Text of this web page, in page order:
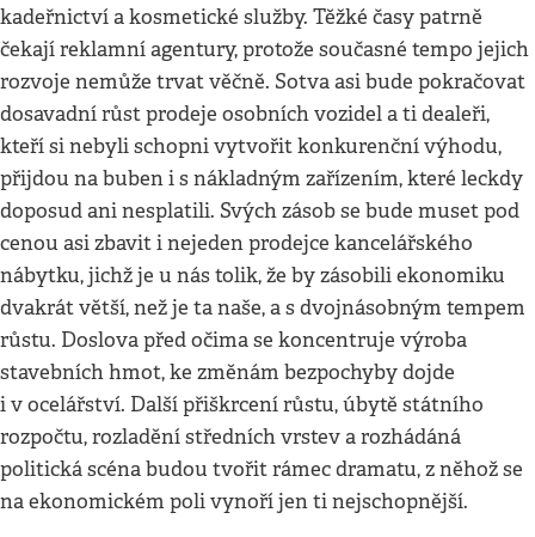
kadeřnictví a kosmetické služby. Těžké časy patrně
čekají reklamní agentury, protože současné tempo jejich
rozvoje nemůže trvat věčně. Sotva asi bude pokračovat
dosavadní růst prodeje osobních vozidel a ti dealeři,
kteří si nebyli schopni vytvořit konkurenční výhodu,
přijdou na buben i s nákladným zařízením, které leckdy
doposud ani nesplatili. Svých zásob se bude muset pod
cenou asi zbavit i nejeden prodejce kancelářského
nábytku, jichž je u nás tolik, že by zásobili ekonomiku
dvakrát větší, než je ta naše, a s dvojnásobným tempem
růstu. Doslova před očima se koncentruje výroba
stavebních hmot, ke změnám bezpochyby dojde
i v ocelářství. Další přiškrcení růstu, úbytě státního
rozpočtu, rozladění středních vrstev a rozhádáná
politická scéna budou tvořit rámec dramatu, z něhož se
na ekonomickém poli vynoří jen ti nejschopnější.